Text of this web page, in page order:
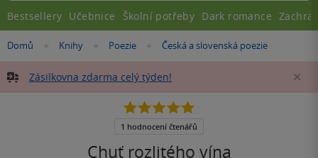
Nacházíte
zde:
Domů »
Knihy »Poezie »
Česká a slovenská poezie
Zásilkovna zdarma celý týden!
Chuť rozlitého vína
5.0
5
1 hodnocení čtenářů
Bestsellery Učebnice Školní potřeby Dark romance